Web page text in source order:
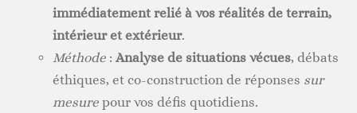
immédiatement relié à vos réalités de terrain,
intérieur et extérieur.
Méthode : Analyse de situations vécues, débats
éthiques, et co-construction de réponses sur
mesure pour vos défis quotidiens.